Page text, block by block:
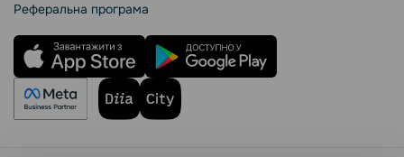
Реферальна програма